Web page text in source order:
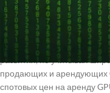
площадки, такие как CME
(владелец Нью-Йоркской
запуска фьючерсных
процессоров (GPU).
развития, но учитывая
продающих и арендующих
спотовых цен на аренду